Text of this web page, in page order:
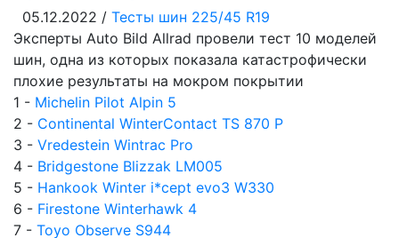
05.12.2022 / Тесты шин 225/45 R19
Эксперты Auto Bild Allrad провели тест 10 моделей
шин, одна из которых показала катастрофически
плохие результаты на мокром покрытии
1 - Michelin Pilot Alpin 5
2 - Continental WinterContact TS 870 P
3 - Vredestein Wintrac Pro
4 - Bridgestone Blizzak LM005
5 - Hankook Winter i*cept evo3 W330
6 - Firestone Winterhawk 4
7 - Toyo Observe S944